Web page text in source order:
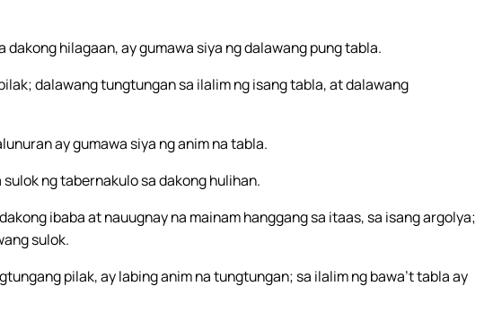
hilagaan, ay gumawa siya ng dalawang pung tabla.
dalawang tungtungan sa ilalim ng isang tabla, at dalawang
ay gumawa siya ng anim na tabla.
ng tabernakulo sa dakong hulihan.
ibaba at nauugnay na mainam hanggang sa itaas, sa isang argolya;
sulok.
pilak, ay labing anim na tungtungan; sa ilalim ng bawa’t tabla ay